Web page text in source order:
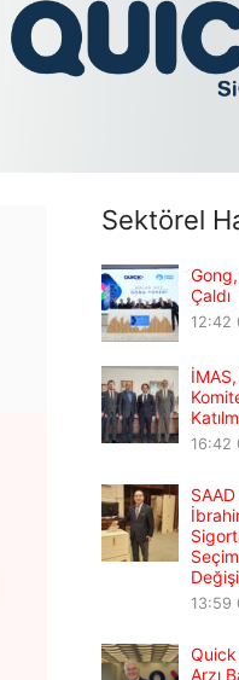
Sektörel
Çaldı
12:42
16:42
13:59
Quick
Arzı